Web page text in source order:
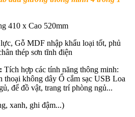
410 x Cao 520mm
Gỗ MDF nhập khẩu loại tốt, phủ
thép sơn tĩnh điện
Tích hợp các tính năng thông minh:
không dây Ổ cắm sạc USB Loa
để đồ vật, trang trí phòng ngủ...
xanh, ghi đậm...)